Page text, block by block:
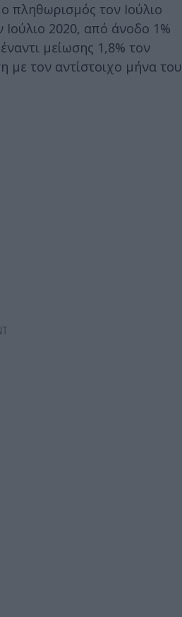
πληθωρισμός τον Ιούλιο
2020, από άνοδο 1%
μείωσης 1,8% τον
με τον αντίστοιχο μήνα του